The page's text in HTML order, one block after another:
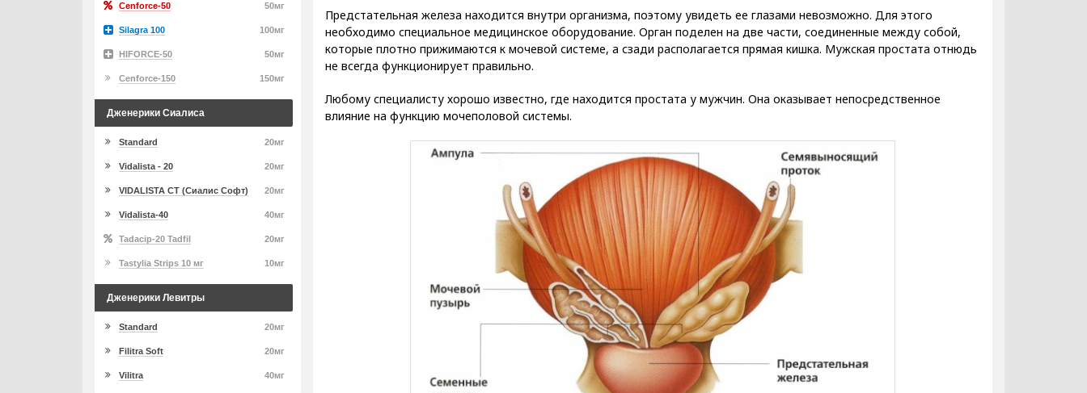
Предстательная железа находится внутри организма, поэтому увидеть ее глазами невозможно. Для этого
необходимо специальное медицинское оборудование. Орган поделен на две части, соединенные между собой,
которые плотно прижимаются к мочевой системе, а сзади располагается прямая кишка. Мужская простата отнюдь
не всегда функционирует правильно.
Любому специалисту хорошо известно, где находится простата у мужчин. Она оказывает непосредственное
влияние на функцию мочеполовой системы.
50мг
Cenforce-50
100мг
Silagra 100
50мг
HIFORCE-50
150мг
Cenforce-150
Дженерики Сиалиса
20мг
Standard
20мг
Vidalista - 20
20мг
VIDALISTA CT (Сиалис Софт)
40мг
Vidalista-40
20мг
Tadacip-20 Tadfil
10мг
Tastylia Strips 10 мг
Дженерики Левитры
20мг
Standard
20мг
Filitra Soft
40мг
Vilitra